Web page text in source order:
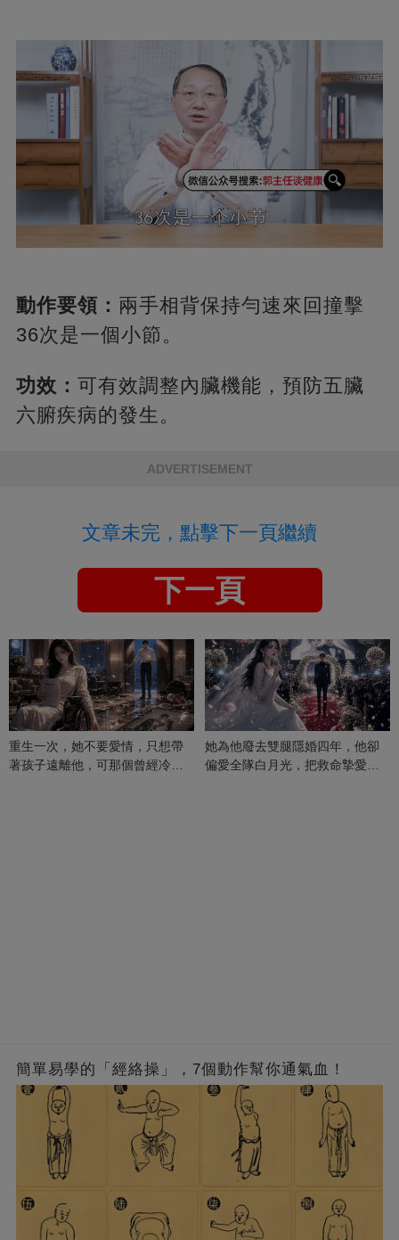
動作要領： 兩手相背保持勻速來回撞擊
36次是一個小節。
功效： 可有效調整內臟機能，預防五臟
六腑疾病的發生。
ADVERTISEMENT
文章未完，點擊下一頁繼續
下一頁
重生一次，她不要愛情，只想帶
著孩子遠離他，可那個曾經冷漠
她為他廢去雙腿隱婚四年，他卻
偏愛全隊白月光，把救命摯愛當
簡單易學的「經絡操」，7個動作幫你通氣血！